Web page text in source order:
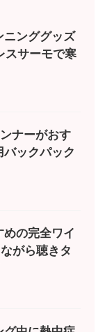
ニンググッズ
スサーモで寒
ナーがおす
ックパック
の完全ワイ
がら聴きタ